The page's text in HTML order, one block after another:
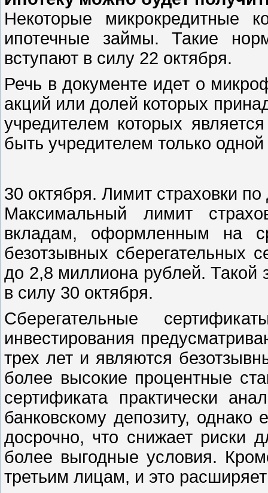
Некоторые микрокредитные
ипотечные займы. Такие
вступают в силу 22 октября.
Речь в документе идет о
акций или долей которых
учредителем которых
быть учредителем только
30 октября. Лимит страховки
Максимальный лимит
вкладам, оформленным на
безотзывных сберегательных
до 2,8 миллиона рублей. Такой
в силу 30 октября.
Сберегательные
инвестирования
трех лет и являются
более высокие процентные
сертификата практически
банковскому депозиту, однако
досрочно, что снижает риски
более выгодные условия.
третьим лицам, и это